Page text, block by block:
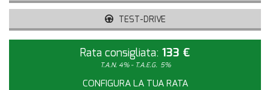
TEST-DRIVE
Rata consigliata: 133 €
T.A.N. 4% - T.A.E.G. 5%
CONFIGURA LA TUA RATA